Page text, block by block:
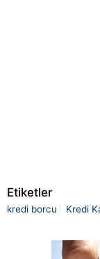
Etiketler
kredi borcu Kredi